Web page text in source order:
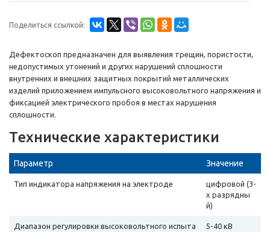
Поделиться ссылкой:
Дефектоскоп предназначен для выявления трещин, пористости,
недопустимых утонений и других нарушений сплошности
внутренних и внешних защитных покрытий металлических
изделий приложением импульсного высоковольтного напряжения и
фиксацией электрического пробоя в местах нарушения
сплошности.
Технические характеристики
Параметр Значение
Тип индикатора напряжения на электроде
цифровой (3-
х разрядны
й)
Диапазон регулировки высоковольтного испыта
5-40 кВ